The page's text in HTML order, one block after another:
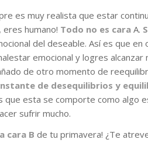
es muy realista que estar
humano! Todo no es cara A.
del deseable. Así es que en
emocional y logres alcanzar
de otro momento de
de desequilibrios y
esta se comporte como algo
sufrir mucho.
cara B de tu primavera! ¿Te